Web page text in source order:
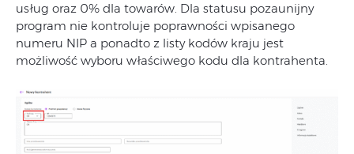
usług oraz 0% dla towarów. Dla statusu pozaunijny
program nie kontroluje poprawności wpisanego
numeru NIP a ponadto z listy kodów kraju jest
możliwość wyboru właściwego kodu dla kontrahenta.